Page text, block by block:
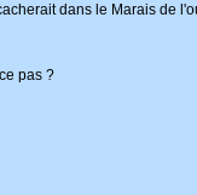
dans le Marais de
pas ?